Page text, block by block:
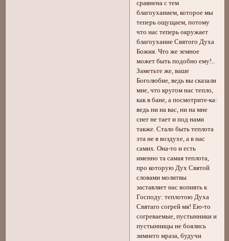
сравнена с тем
благоуханием, которое мы
теперь ощущаем, потому
что нас теперь окружает
благоухание Святого Духа
Божия. Что же земное
может быть подобно ему!..
Заметьте же, ваше
Боголюбие, ведь вы сказали
мне, что кругом нас тепло,
как в бане, а посмотрите-ка:
ведь ни на вас, ни на мне
снег не тает и под нами
также. Стало быть теплота
эта не в воздухе, а в нас
самих. Она-то и есть
именно та самая теплота,
про которую Дух Святой
словами молитвы
заставляет нас вопиять к
Господу: теплотою Духа
Святаго согрей мя! Ею-то
согреваемые, пустынники и
пустынницы не боялись
зимнего мраза, будучи